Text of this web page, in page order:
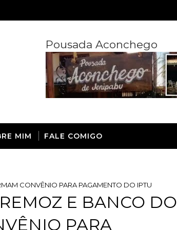
Pousada Aconchego
MIM FALE COMIGO
CONVÊNIO PARA PAGAMENTO DO IPTU
E BANCO DO
PARA